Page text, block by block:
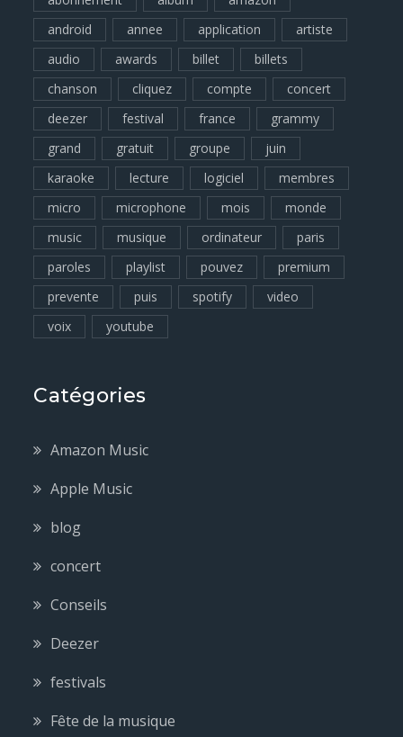
android
annee application
artiste
audio
awards billet
billets
chanson
cliquez compte
concert
deezer
festival france
grammy
grand
gratuit groupe
juin
karaoke
lecture logiciel
membres
micro
microphone mois
monde
music
musique ordinateur
paris
paroles
playlist pouvez
premium
prevente
puis spotify
video
voix
youtube
Catégories
Amazon Music
Apple Music
blog
concert
Conseils
Deezer
festivals
Fête de la musique